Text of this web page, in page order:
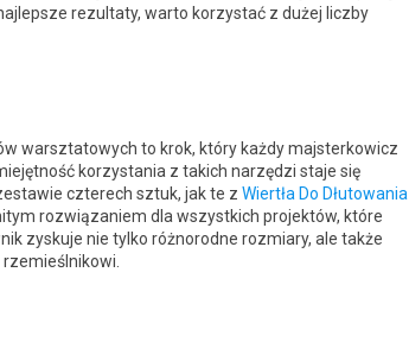
rezultaty, warto korzystać z dużej liczby
warsztatowych to krok, który każdy majsterkowicz
korzystania z takich narzędzi staje się
czterech sztuk, jak te z Wiertła Do Dłutowania
rozwiązaniem dla wszystkich projektów, które
zyskuje nie tylko różnorodne rozmiary, ale także